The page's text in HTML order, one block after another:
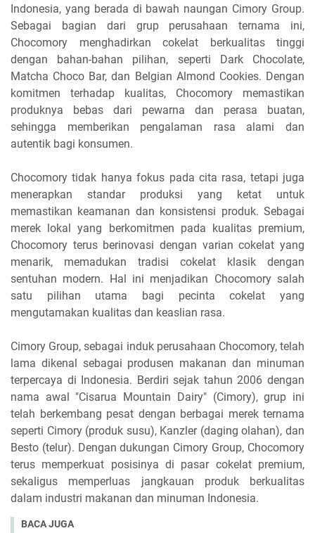
Indonesia, yang berada di bawah naungan Cimory Group.
Sebagai bagian dari grup perusahaan ternama ini,
Chocomory menghadirkan cokelat berkualitas tinggi
dengan bahan-bahan pilihan, seperti Dark Chocolate,
Matcha Choco Bar, dan Belgian Almond Cookies. Dengan
komitmen terhadap kualitas, Chocomory memastikan
produknya bebas dari pewarna dan perasa buatan,
sehingga memberikan pengalaman rasa alami dan
autentik bagi konsumen.
Chocomory tidak hanya fokus pada cita rasa, tetapi juga
menerapkan standar produksi yang ketat untuk
memastikan keamanan dan konsistensi produk. Sebagai
merek lokal yang berkomitmen pada kualitas premium,
Chocomory terus berinovasi dengan varian cokelat yang
menarik, memadukan tradisi cokelat klasik dengan
sentuhan modern. Hal ini menjadikan Chocomory salah
satu pilihan utama bagi pecinta cokelat yang
mengutamakan kualitas dan keaslian rasa.
Cimory Group, sebagai induk perusahaan Chocomory, telah
lama dikenal sebagai produsen makanan dan minuman
terpercaya di Indonesia. Berdiri sejak tahun 2006 dengan
nama awal "Cisarua Mountain Dairy" (Cimory), grup ini
telah berkembang pesat dengan berbagai merek ternama
seperti Cimory (produk susu), Kanzler (daging olahan), dan
Besto (telur). Dengan dukungan Cimory Group, Chocomory
terus memperkuat posisinya di pasar cokelat premium,
sekaligus memperluas jangkauan produk berkualitas
dalam industri makanan dan minuman Indonesia.
BACA JUGA